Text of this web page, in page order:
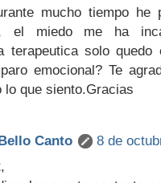
mucho tiempo he
el miedo me ha
terapeutica solo quedo
emocional? Te
lo que siento.Gracias
Canto
8 de